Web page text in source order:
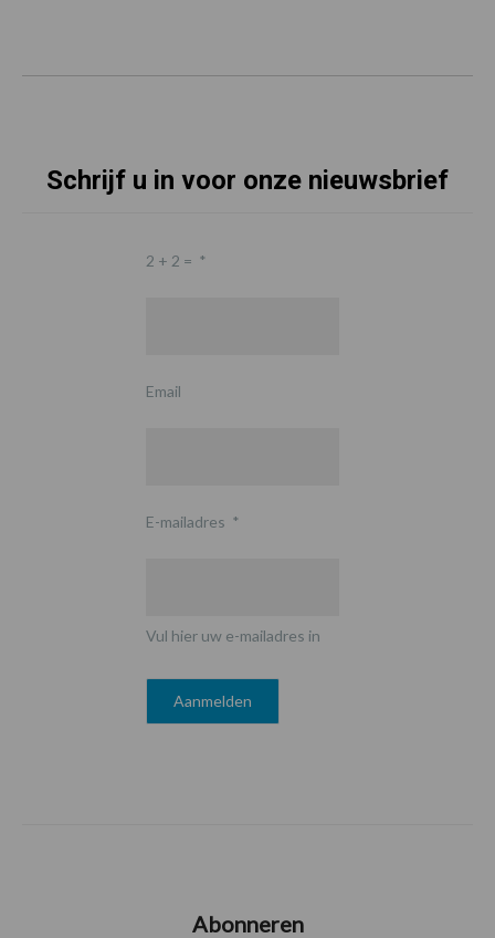
Schrijf u in voor onze nieuwsbrief
2 + 2 = *
Email
E-mailadres *
Vul hier uw e-mailadres in
Abonneren